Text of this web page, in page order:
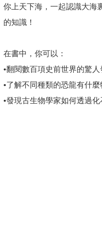
你上天下海，一起認識大海
的知識！
在書中，你可以：
•翻閱數百項史前世界的驚人
•了解不同種類的恐龍有什麼
•發現古生物學家如何透過